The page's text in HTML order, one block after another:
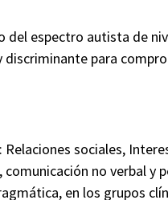
espectro autista de
para
sociales,
no verbal y
en los grupos